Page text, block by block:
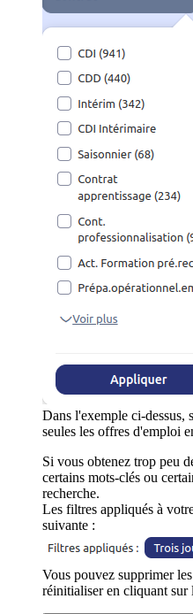
Dans l'exemple ci-dessus,
seules les offres d'emploi
Si vous obtenez trop peu
certains mots-clés ou
recherche.
Les filtres appliqués à
suivante :
Vous pouvez supprimer
réinitialiser en cliquant